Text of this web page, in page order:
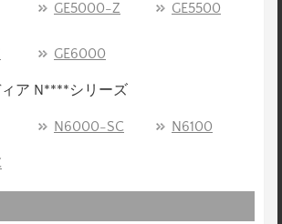
GE5000-Z GE5500
GE6000
ア N****シリーズ
N6000-SC N6100